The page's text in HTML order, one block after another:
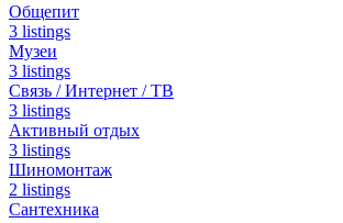
Общепит
3 listings
Музеи
3 listings
Связь / Интернет / ТВ
3 listings
Активный отдых
3 listings
Шиномонтаж
2 listings
Сантехника